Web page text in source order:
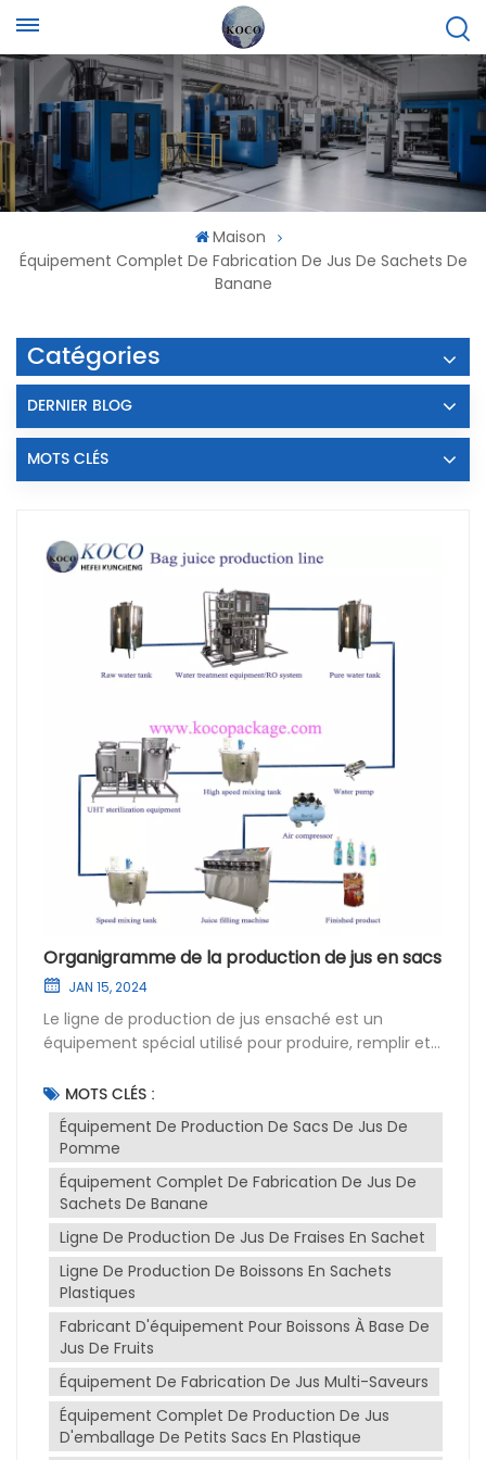
Maison
Équipement Complet De Fabrication De Jus De Sachets De
Banane
Catégories
DERNIER BLOG
MOTS CLÉS
Organigramme de la production de jus en sacs
JAN 15, 2024
Le ligne de production de jus ensaché est un
équipement spécial utilisé pour produire, remplir et
de production peut réaliser des processus de
production à grande échelle et à haut rendement
pour garantir la qualité et la saveur du produit.Les
principaux composants de la formule en sachet
ligne de production de jus inclure les liens suivants :1.
Nettoyage et traitement : Utilisez de l'eau chaude
pour nettoyer les tuyaux et les équipements de
réservoir avant la production afin de garantir
l'hygiène et la sécurité pendant la production.2.
Ingrédients et assaisonnement : Mélangez et
assaisonnez les ingrédients de la recette pour
obtenir la texture et la saveur désirées.3.
Remplissage et scellage : Le jus préparé est stérilisé
à haute température Équipement de stérilisation
instantanée UHT, puis entre dans le machine de
remplissage et de scellage de liquide pour le
MOTS CLÉS :
Équipement De Production De Sacs De Jus De
Pomme
Équipement Complet De Fabrication De Jus De
Sachets De Banane
Ligne De Production De Jus De Fraises En Sachet
Ligne De Production De Boissons En Sachets
Plastiques
Fabricant D'équipement Pour Boissons À Base De
Jus De Fruits
Équipement De Fabrication De Jus Multi-Saveurs
Équipement Complet De Production De Jus
D'emballage De Petits Sacs En Plastique